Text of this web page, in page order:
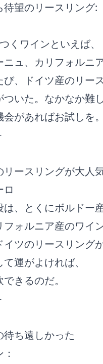
望のリースリング:
くワインといえば、
ュ、カリフォルニ
、ドイツ産のリー
ついた。なかなか難
があればお試しを
リースリングが大人
ロ
は、とくにボルドー
ォルニア産のワイ
ツのリースリング
運がよければ、
きるのだ。
ち遠しかった